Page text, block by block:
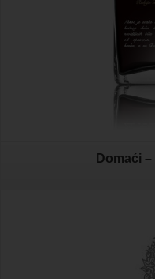
Domaći